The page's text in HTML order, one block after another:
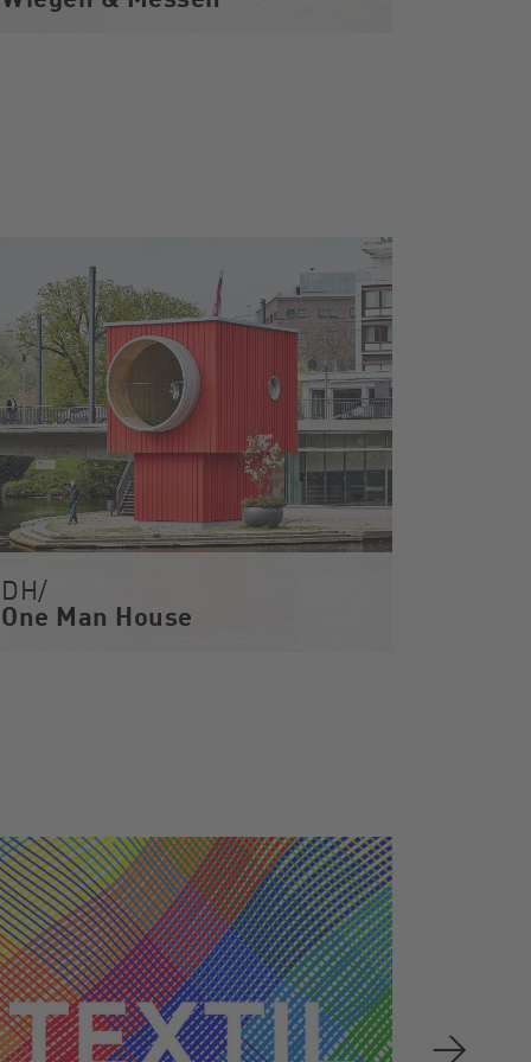
DH/
One Man House